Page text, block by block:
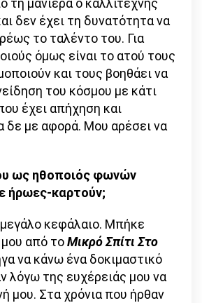
τη μανιέρα ο καλλιτέχνης
δεν έχει τη δυνατότητα να
το ταλέντο του. Για
όμως είναι το ατού τους
και τους βοηθάει να
του κόσμου με κάτι
έχει απήχηση και
δε με αφορά. Μου αρέσει να
ως ηθοποιός φωνών
ήρωες-καρτούν;
μεγάλο κεφάλαιο. Μπήκε
από τοΜικρό Σπίτι Στο
να κάνω ένα δοκιμαστικό
λόγω της ευχέρειάς μου να
μου. Στα χρόνια που ήρθαν